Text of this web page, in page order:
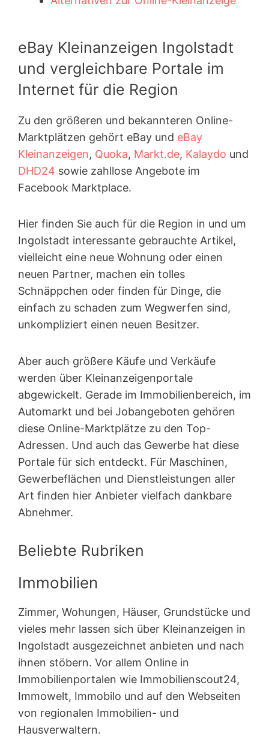
eBay Kleinanzeigen Ingolstadt
und vergleichbare Portale im
Internet für die Region
Zu den größeren und bekannteren Online-
Marktplätzen gehört eBay und eBay
Kleinanzeigen, Quoka, Markt.de, Kalaydo und
DHD24 sowie zahllose Angebote im
Facebook Marktplace.
Hier finden Sie auch für die Region in und um
Ingolstadt interessante gebrauchte Artikel,
vielleicht eine neue Wohnung oder einen
neuen Partner, machen ein tolles
Schnäppchen oder finden für Dinge, die
einfach zu schaden zum Wegwerfen sind,
unkompliziert einen neuen Besitzer.
Aber auch größere Käufe und Verkäufe
werden über Kleinanzeigen­portale
abgewickelt. Gerade im Immobilienbereich, im
Automarkt und bei Jobangeboten gehören
diese Online-Marktplätze zu den Top-
Adressen. Und auch das Gewerbe hat diese
Portale für sich entdeckt. Für Maschinen,
Gewerbeflächen und Dienstleistungen aller
Art finden hier Anbieter vielfach dankbare
Abnehmer.
Beliebte Rubriken
Immobilien
Zimmer, Wohungen, Häuser, Grundstücke und
vieles mehr lassen sich über Kleinanzeigen in
Ingolstadt ausgezeichnet anbieten und nach
ihnen stöbern. Vor allem Online in
Immobilienportalen wie Immobilienscout24,
Immowelt, Immobilo und auf den Webseiten
von regionalen Immobilien- und
Hausverwaltern.